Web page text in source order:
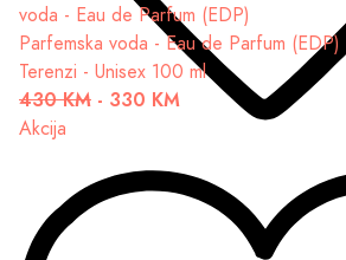
Parfemska voda - Eau de Parfum (EDP)
Terenzi - Unisex 100 ml
430 KM - 330 KM
Akcija